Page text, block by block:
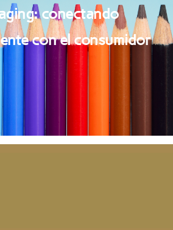
conectando
con el consumidor